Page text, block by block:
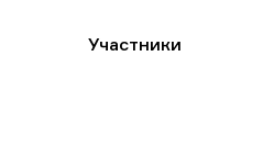
Участники